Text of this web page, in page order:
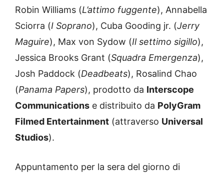
Robin Williams (L’attimo fuggente), Annabella
Sciorra (I Soprano), Cuba Gooding jr. (Jerry
Maguire), Max von Sydow (Il settimo sigillo),
Jessica Brooks Grant (Squadra Emergenza),
Josh Paddock (Deadbeats), Rosalind Chao
(Panama Papers), prodotto da Interscope
Communications e distribuito da PolyGram
Filmed Entertainment (attraverso Universal
Studios).
Appuntamento per la sera del giorno di